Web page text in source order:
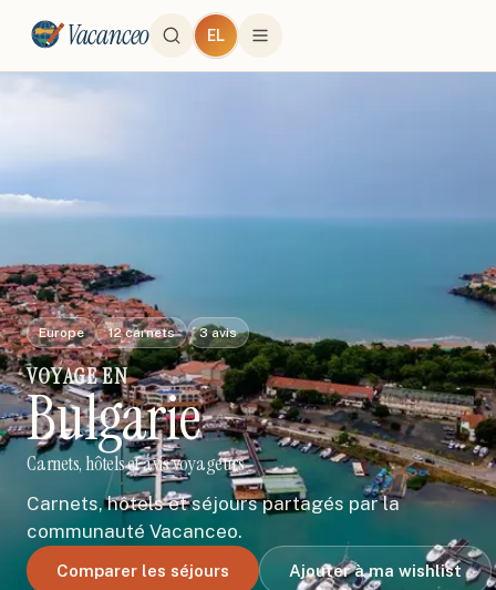
Vacanceo EL
Europe 12carnets 3avis
VOYAGEEN
Bulgarie
Carnets, hôtels et avis voyageurs
Carnets, hôtels et séjours partagés par la
communauté Vacanceo.
Comparer les séjours Ajouter à ma wishlist